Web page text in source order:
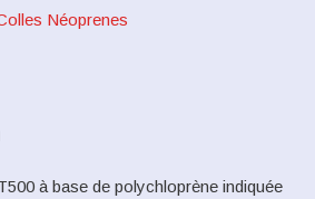
Néoprenes
à base de polychloprène indiquée